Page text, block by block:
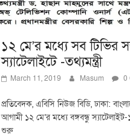
১২ মে’র মধ্যে সব টিভির
স্যাটেলাইটে -তথ্যমন্ত্রী
March 11, 2019 Masum 0
প্রতিবেদক, এবিসি নিউজ বিডি, ঢাকা:
আগামী ১২ মে’র মধ্যে বঙ্গবন্ধু
শুরু